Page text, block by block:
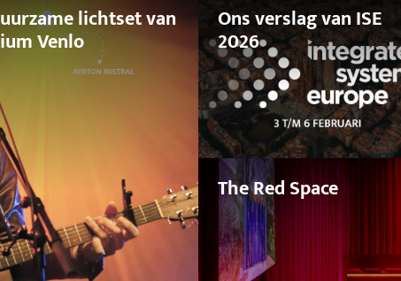
lichtset van
Venlo
Ons verslag van ISE
2026
The Red Space